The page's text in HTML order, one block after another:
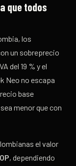
que todos
los
un sobreprecio
del 19 % y el
Neo no escapa
base
menor que con
el valor
, dependiendo